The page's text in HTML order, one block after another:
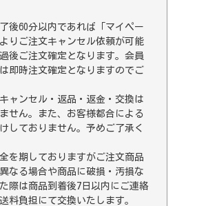
後60分以内であれば 「マイペー
よりご注文キャンセル依頼が可能
後ご注文確定となります。会員
即時注文確定となりますのでご
ャンセル・返品・返金・交換は
せん。また、お客様都合による
しておりません。予めご了承く
を期しておりますがご注文商品
なる場合や商品に破損・汚損な
際は商品到着後7日以内にご連絡
料負担にて交換いたします。